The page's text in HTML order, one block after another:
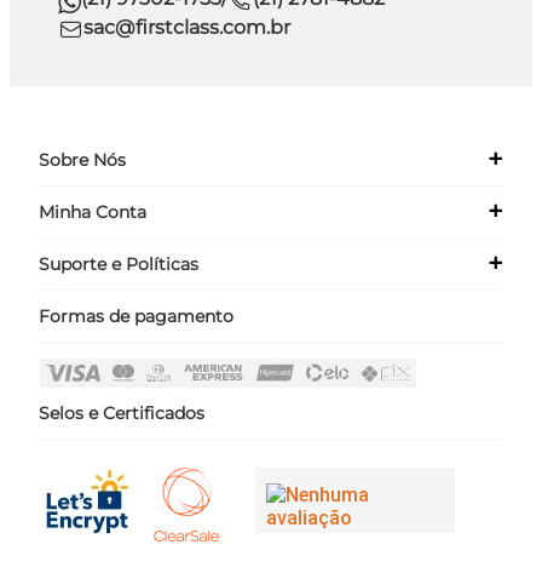
sac@firstclass.com.br
Sobre Nós +
Quem Somos
Minha Conta +
Meus Dados
Suporte e Políticas +
Políticas
Fale Conosco
Formas de pagamento
Selos e Certificados